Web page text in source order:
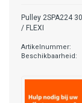
Pulley 2SPA224
/ FLEXI
Artikelnummer:
Beschikbaarheid: